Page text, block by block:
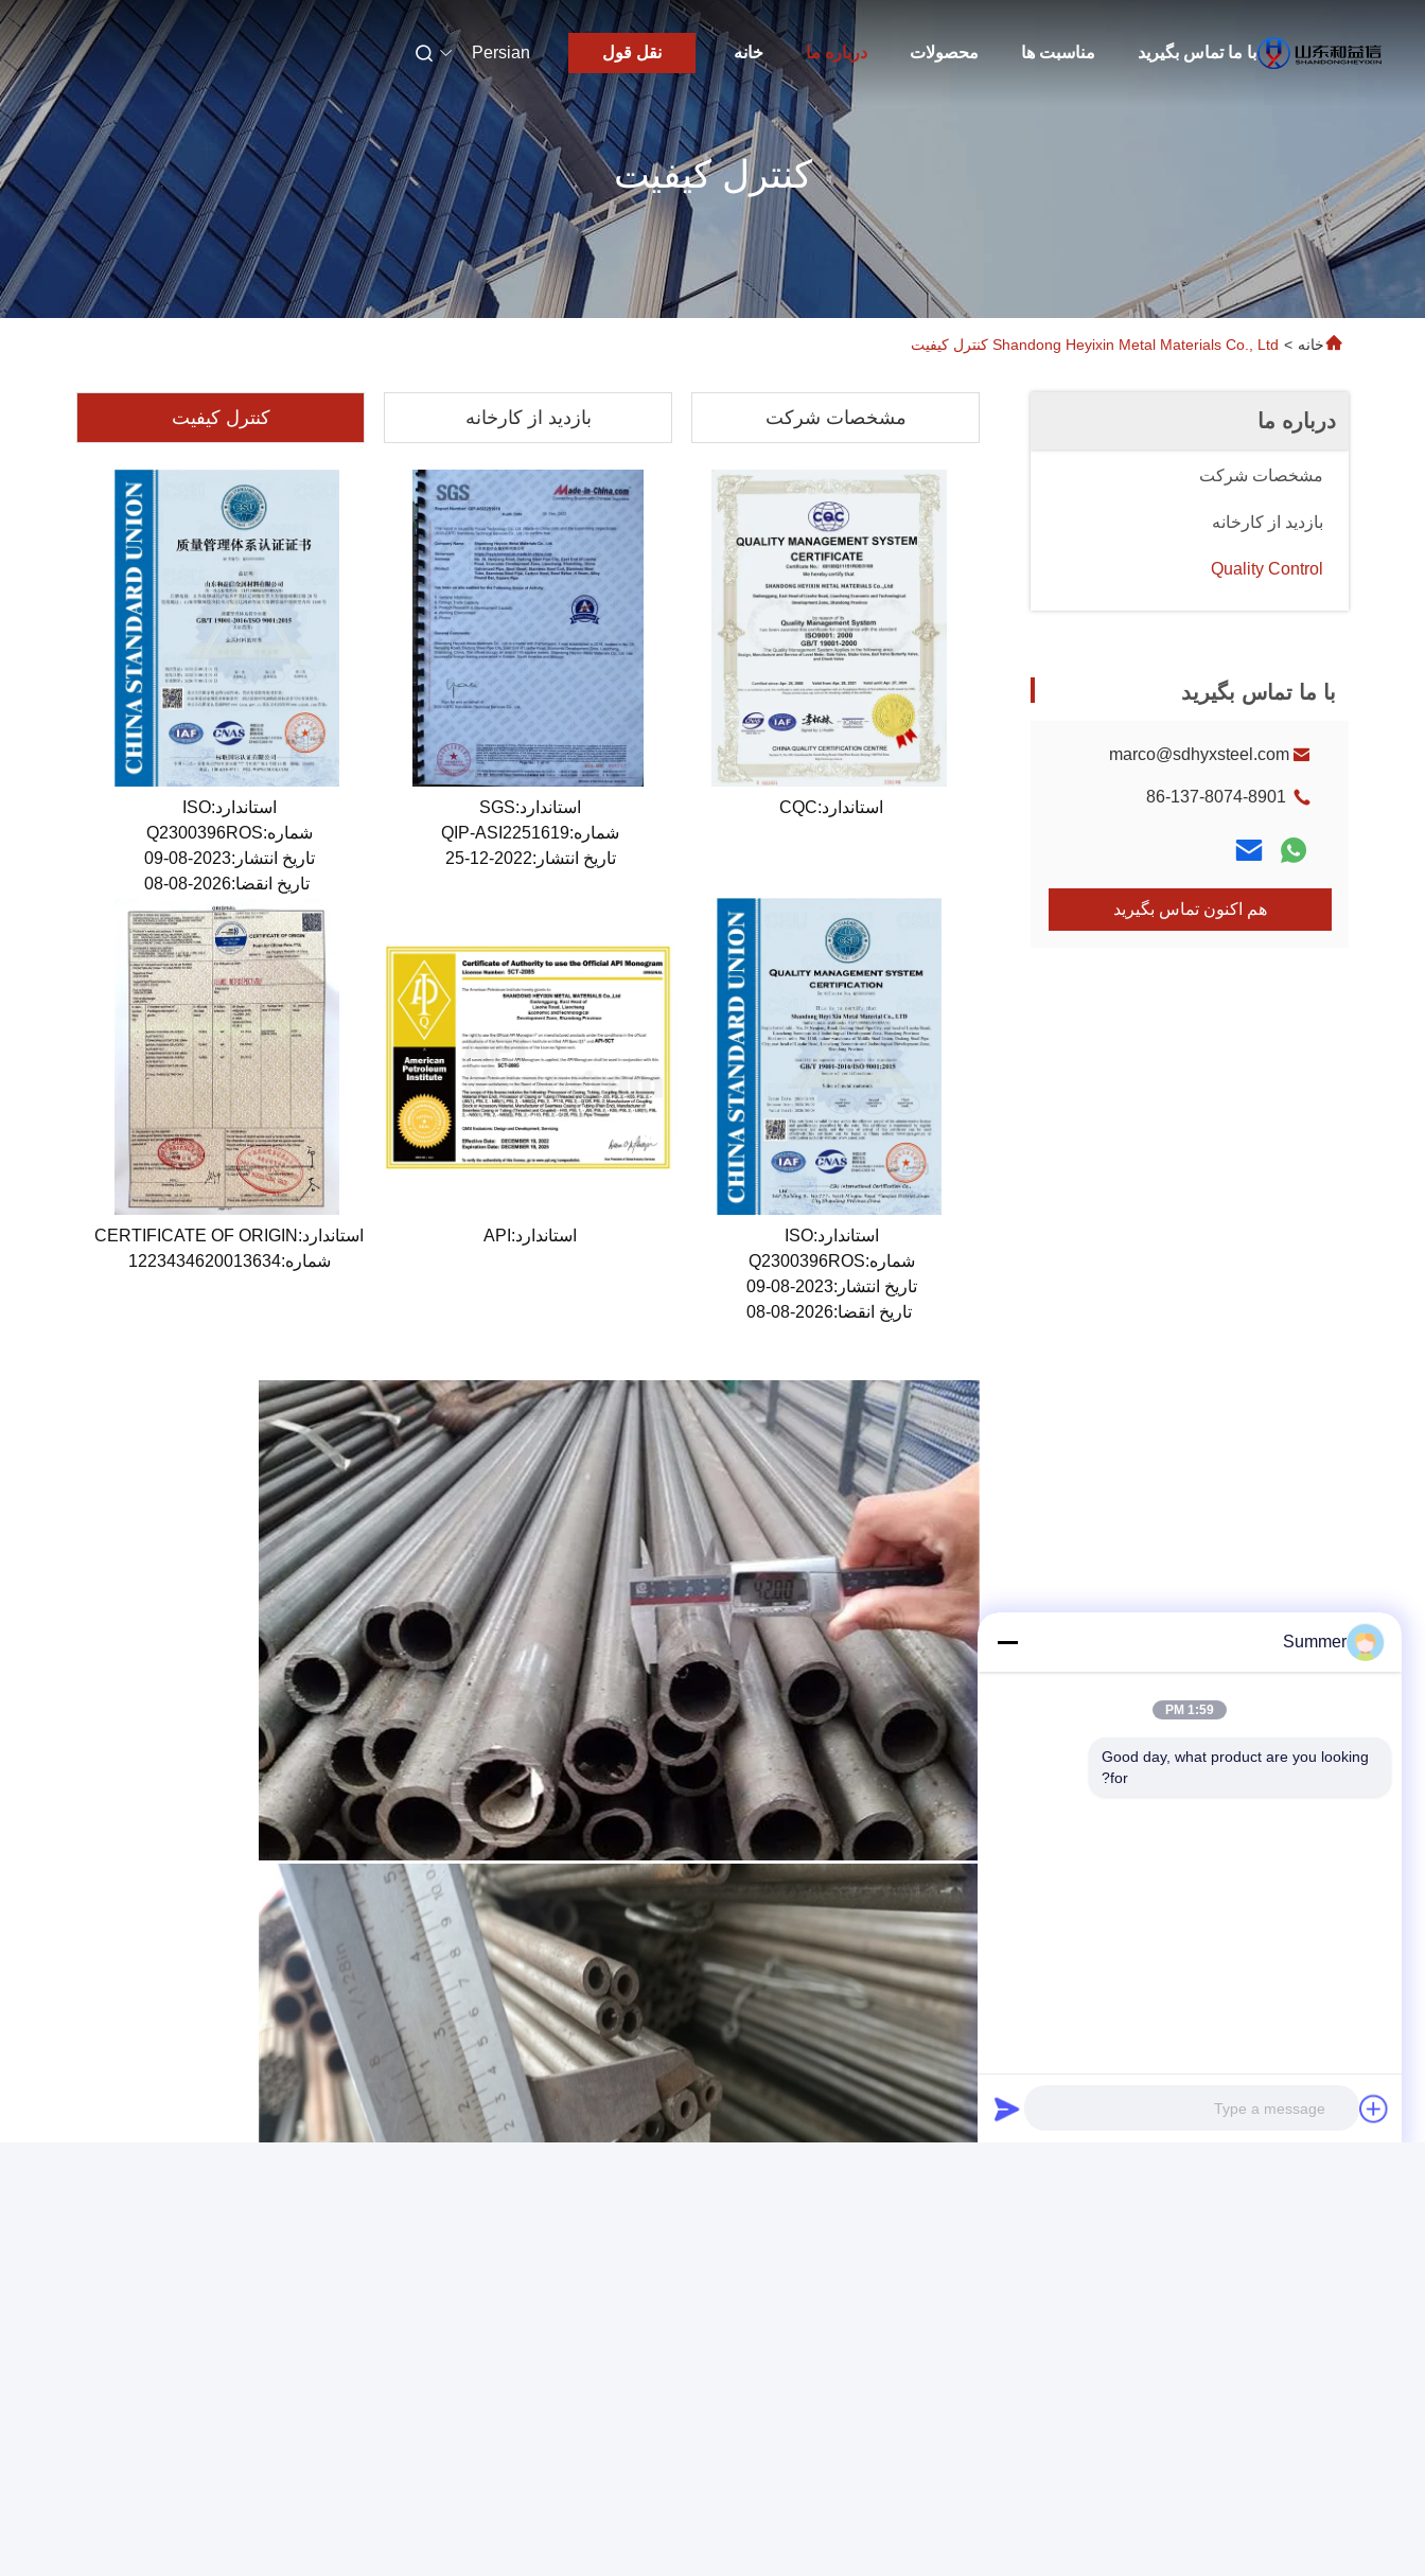
خانه درباره ما محصولات مناسبت ها با ما تماس بگیرید نقل قول Persian
کنترل کیفیت
خانه > Shandong Heyixin Metal Materials Co., Ltd کنترل کیفیت
درباره ما
مشخصات شرکت
بازدید از کارخانه
Quality Control
با ما تماس بگیرید
marco@sdhyxsteel.com
86-137-8074-8901
هم اکنون تماس بگیرید
مشخصات شرکت بازدید از کارخانه کنترل کیفیت
استاندارد:CQC
استاندارد:SGS
شماره:QIP-ASI2251619
تاریخ انتشار:2022-12-25
استاندارد:ISO
شماره:Q2300396ROS
تاریخ انتشار:2023-08-09
تاریخ انقضا:2026-08-08
استاندارد:ISO
شماره:Q2300396ROS
تاریخ انتشار:2023-08-09
تاریخ انقضا:2026-08-08
استاندارد:API
استاندارد:CERTIFICATE OF ORIGIN
شماره:1223434620013634
Summer
1:59 PM
Good day, what product are you looking
for?